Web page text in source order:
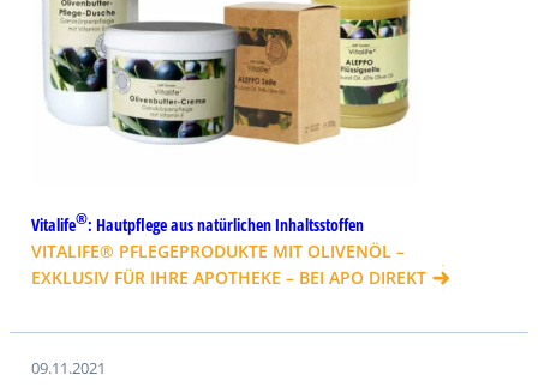
Vitalife®: Hautpflege aus natürlichen Inhaltsstoffen
VITALIFE® PFLEGEPRODUKTE MIT OLIVENÖL –
EXKLUSIV FÜR IHRE APOTHEKE – BEI APO DIREKT
09.11.2021